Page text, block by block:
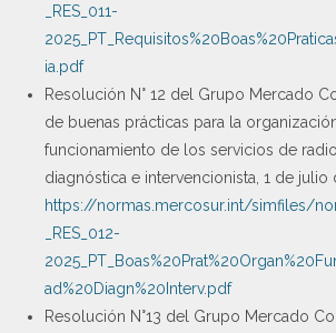
_RES_011-
ia.pdf
Resolución N° 12 del Grupo Mercado
de buenas prácticas para la
funcionamiento de los servicios de
diagnóstica e intervencionista, 1 de julio
https://normas.mercosur.int/simfiles/
_RES_012-
ad%20Diagn%20Interv.pdf
Resolución N°13 del Grupo Mercado